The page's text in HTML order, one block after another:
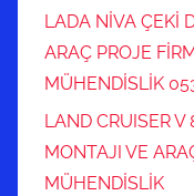
LADA NİVA ÇEKİ
ARAÇ PROJE
MÜHENDİSLİK
LAND CRUISER
MONTAJI VE
MÜHENDİSLİK